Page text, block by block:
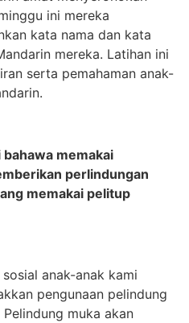
ini mereka
kata nama dan kata
mereka. Latihan ini
serta pemahaman anak-
memakai
perlindungan
memakai pelitup
anak-anak kami
pengunaan pelindung
muka akan